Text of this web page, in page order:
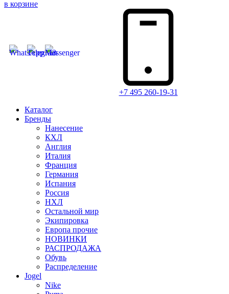
в корзине
+7 495 260-19-31
Каталог
Бренды
Нанесение
КХЛ
Англия
Италия
Франция
Германия
Испания
Россия
НХЛ
Остальной мир
Экипировка
Европа прочие
НОВИНКИ
РАСПРОДАЖА
Обувь
Распределение
Jogel
Nike